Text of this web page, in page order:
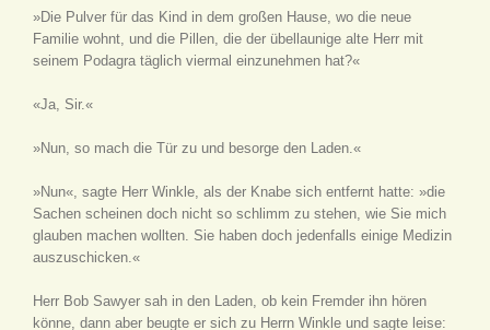
»Die Pulver für das Kind in dem großen Hause, wo die neue
Familie wohnt, und die Pillen, die der übellaunige alte Herr mit
seinem Podagra täglich viermal einzunehmen hat?«
«Ja, Sir.«
»Nun, so mach die Tür zu und besorge den Laden.«
»Nun«, sagte Herr Winkle, als der Knabe sich entfernt hatte: »die
Sachen scheinen doch nicht so schlimm zu stehen, wie Sie mich
glauben machen wollten. Sie haben doch jedenfalls einige Medizin
auszuschicken.«
Herr Bob Sawyer sah in den Laden, ob kein Fremder ihn hören
könne, dann aber beugte er sich zu Herrn Winkle und sagte leise: